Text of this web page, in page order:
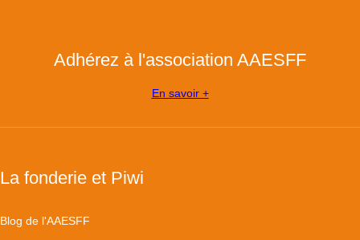
Adhérez à l'association AAESFF
En savoir +
La fonderie et Piwi
Blog de l'AAESFF